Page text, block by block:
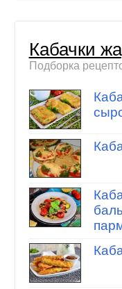
Кабачки
Подборка